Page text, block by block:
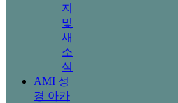
지
및
새
소
식
AMI 성
경 아카